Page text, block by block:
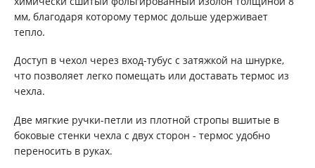
мм, благодаря которому термос дольше удерживает
тепло.
Доступ в чехол через вход-тубус с затяжкой на шнурке,
что позволяет легко помещать или доставать термос из
чехла.
Две мягкие ручки-петли из плотной стропы вшитые в
боковые стенки чехла с двух сторон - термос удобно
переносить в руках.